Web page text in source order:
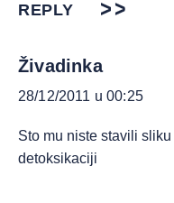
REPLY
Živadinka
28/12/2011 u 00:25
Sto mu niste stavili
detoksikaciji